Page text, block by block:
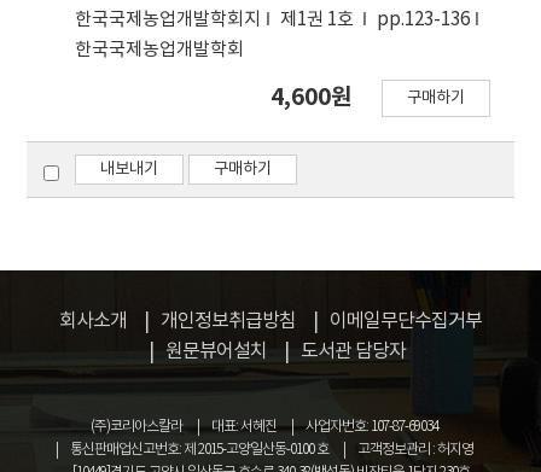
한국국제농업개발학회지 제1권 1호
pp.123-136
한국국제농업개발학회
4,600원 구매하기
내보내기 구매하기
회사소개 개인정보취급방침
이메일무단수집거부
원문뷰어설치
도서관 담당자
(주)코리아스칼라 대표: 서혜진
사업자번호: 107-87-69034
통신판매업신고번호: 제 2015-고양일산동-0100 호
고객정보관리 : 허지영